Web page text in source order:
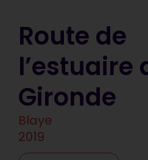
Route de
l’estuaire
Gironde
Blaye
2019